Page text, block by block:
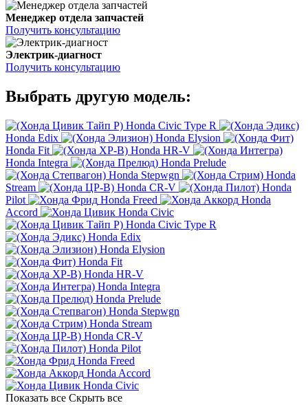
Менеджер отдела запчастей
Получить консультацию
Электрик-диагност
Получить консультацию
Выбрать другую модель:
Honda Civic Type R
Honda Edix
Honda Elysion
Honda Fit
Honda HR-V
Honda Integra
Honda Prelude
Honda Stepwgn
Honda
Stream
Honda CR-V
Honda
Pilot
Honda Freed
Honda
Accord
Honda Civic
Honda Civic Type R
Honda Edix
Honda Elysion
Honda Fit
Honda HR-V
Honda Integra
Honda Prelude
Honda Stepwgn
Honda Stream
Honda CR-V
Honda Pilot
Honda Freed
Honda Accord
Honda Civic
Показать все Скрыть все